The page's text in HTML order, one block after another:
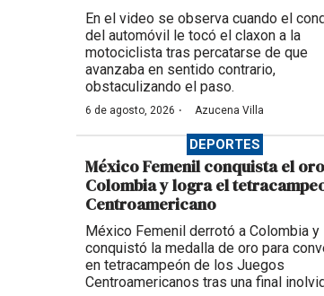
En el video se observa cuando el
del automóvil le tocó el claxon a la
motociclista tras percatarse de que
avanzaba en sentido contrario,
obstaculizando el paso.
6 de agosto, 2026 · Azucena Villa
DEPORTES
México Femenil conquista el
Colombia y logra el
Centroamericano
México Femenil derrotó a Colombia y
conquistó la medalla de oro para
en tetracampeón de los Juegos
Centroamericanos tras una final